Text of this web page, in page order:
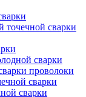
сварки
сварки
проволоки
сварки
сварки